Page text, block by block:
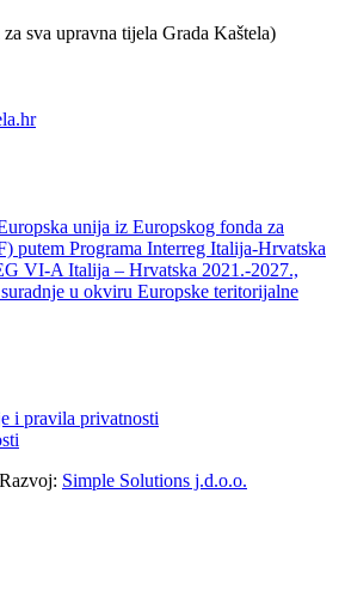
za sva upravna tijela Grada Kaštela)
unija iz Europskog fonda za
putem Programa Interreg Italija-Hrvatska
VI-A Italija – Hrvatska 2021.-2027.,
u okviru Europske teritorijalne
i pravila privatnosti
Razvoj: Simple Solutions j.d.o.o.